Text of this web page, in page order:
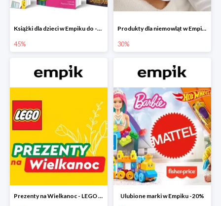
Książki dla dzieci w Empiku do -45%
45%
Produkty dla niemowląt w Empiku do -30%
30%
Prezenty na Wielkanoc - LEGO w Empiku do -25% Ulubione marki w Empiku -20%